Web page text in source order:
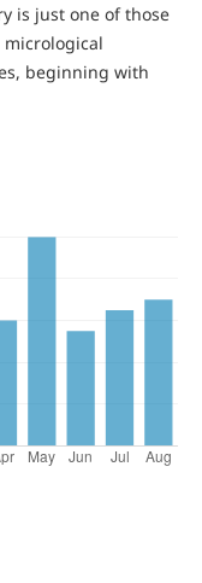
is just one of those
beginning with